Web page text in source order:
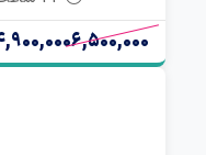
6,500,000
4,900,000